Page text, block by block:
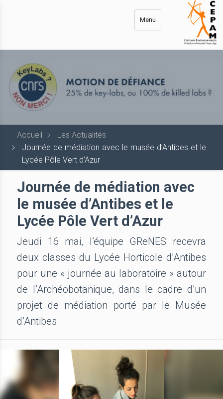
Menu
Accueil
Les Actualités
Journée de médiation avec le musée d’Antibes et le
Lycée Pôle Vert d’Azur
Journée de médiation avec
le musée d’Antibes et le
Lycée Pôle Vert d’Azur
Jeudi 16 mai, l’équipe GReNES recevra
deux classes du Lycée Horticole d’Antibes
pour une « journée au laboratoire » autour
de l’Archéobotanique, dans le cadre d’un
projet de médiation porté par le Musée
d’Antibes.